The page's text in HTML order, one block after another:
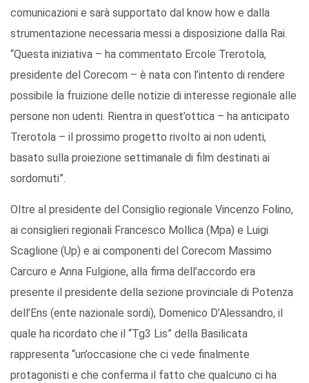
comunicazioni e sarà supportato dal know how e dalla
strumentazione necessaria messi a disposizione dalla Rai.
“Questa iniziativa – ha commentato Ercole Trerotola,
presidente del Corecom – è nata con l’intento di rendere
possibile la fruizione delle notizie di interesse regionale alle
persone non udenti. Rientra in quest’ottica – ha anticipato
Trerotola – il prossimo progetto rivolto ai non udenti,
basato sulla proiezione settimanale di film destinati ai
sordomuti”.
Oltre al presidente del Consiglio regionale Vincenzo Folino,
ai consiglieri regionali Francesco Mollica (Mpa) e Luigi
Scaglione (Up) e ai componenti del Corecom Massimo
Carcuro e Anna Fulgione, alla firma dell’accordo era
presente il presidente della sezione provinciale di Potenza
dell’Ens (ente nazionale sordi), Domenico D’Alessandro, il
quale ha ricordato che il “Tg3 Lis” della Basilicata
rappresenta “un’occasione che ci vede finalmente
protagonisti e che conferma il fatto che qualcuno ci ha